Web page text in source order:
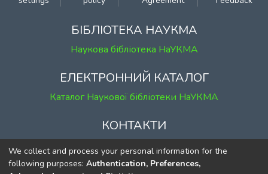
БІБЛІОТЕКА НАУКМА
Наукова бібліотека НаУКМА
ЕЛЕКТРОННИЙ КАТАЛОГ
Каталог Наукової бібліотеки НаУКМА
КОНТАКТИ
м. Київ, вул. Григорія Сковороди, 2
к. 1, к. 120
We collect and process your personal information for the
following purposes: Authentication, Preferences,